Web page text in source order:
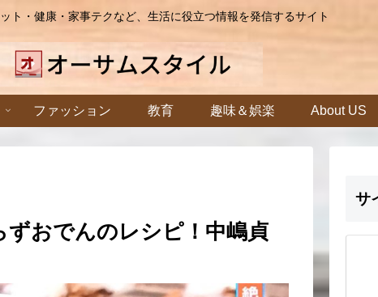
ト・健康・家事テクなど、生活に役立つ情報を発信するサイト
ファッション 教育 趣味＆娯楽 About US
ずおでんのレシピ！中嶋貞
サ